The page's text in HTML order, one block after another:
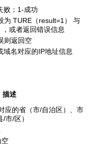
败；1-成功
为 TURE（result=1） 与
或者返回错误信息
则返回空
域名对应的IP地址信息
描述
应的省（市/自治区）、市
市/区）
空